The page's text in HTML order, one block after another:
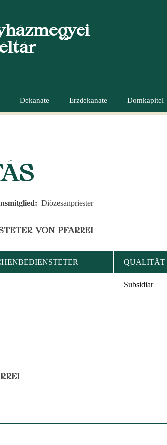
Dekanate Erzdekanate Domkapitel
Diözesanpriester
VON PFARREI
QUALITÄT
Subsidiar